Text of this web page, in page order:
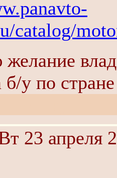
catalog/
б/у по
23 апреля